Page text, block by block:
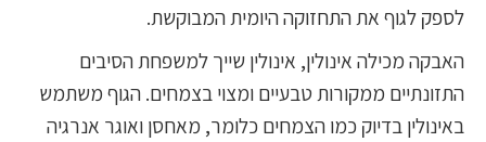
לספק לגוף את התחזוקה היומית המבוקשת.
האבקה מכילה אינולין, אינולין שייך למשפחת הסיבים
התזונתיים ממקורות טבעיים ומצוי בצמחים. הגוף משתמש
באינולין בדיוק כמו הצמחים כלומר, מאחסן ואוגר אנרגיה